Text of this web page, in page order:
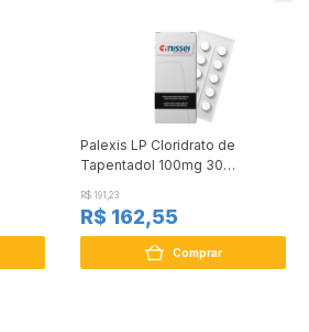
Palexis LP Cloridrato de
Tapentadol 100mg 30
R$ 191,23
R$ 162,55
Comprar